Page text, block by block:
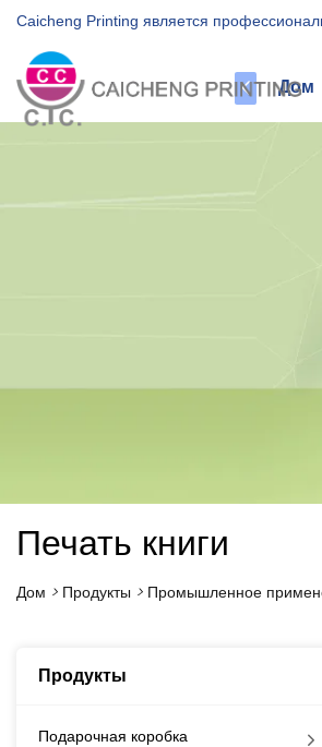
Caicheng Printing является
Дом
Печать книги
Дом > Продукты > Промышленное
Продукты
Подарочная коробка